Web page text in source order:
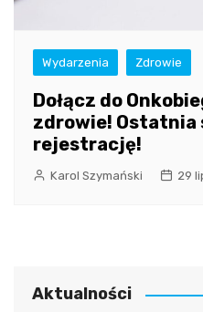
Wydarzenia Zdrowie
Dołącz do
zdrowie! Ostatnia
rejestrację!
Karol Szymański 29
Aktualności